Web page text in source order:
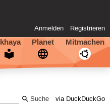
Anmelden Registrieren
Planet Mitmachen
via DuckDuckGo